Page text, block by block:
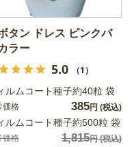
タン ドレス ピンクバ
ラー
5.0 （1）
ルムコート種子約40粒 袋
価格 385円 (税込)
ルムコート種子約500粒 袋
価格 1,815円(税込)